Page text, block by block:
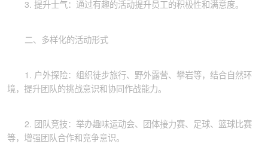
3. 提升士气：通过有趣的活动提升员工的积极性和满意度。
二、多样化的活动形式
1. 户外探险：组织徒步旅行、野外露营、攀岩等，结合自然环
境，提升团队的挑战意识和协同作战能力。
2. 团队竞技：举办趣味运动会、团体接力赛、足球、篮球比赛
等，增强团队合作和竞争意识。